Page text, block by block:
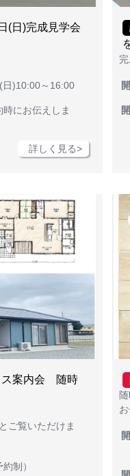
(日)完成見学会
)10:00～16:00
にお伝えしま
詳しく見る>
ス案内会 随時
ご覧いただけま
制）